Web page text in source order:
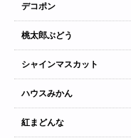
デコポン
桃太郎ぶどう
シャインマスカット
ハウスみかん
紅まどんな